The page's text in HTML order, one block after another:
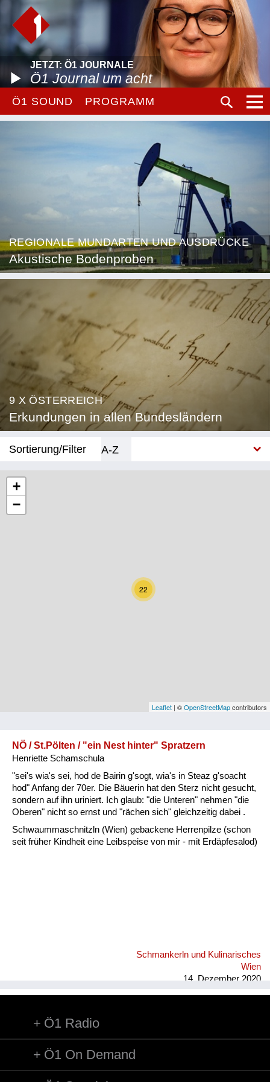
JETZT: Ö1 JOURNALE
Ö1 Journal um acht
Ö1 SOUND PROGRAMM
REGIONALE MUNDARTEN UND AUSDRÜCKE
Akustische Bodenproben
9 X ÖSTERREICH
Erkundungen in allen Bundesländern
Sortierung/Filter
A-Z
Niederösterreich
Oberösterreich
Vorarlberg
Natur und Landwirtschaft
Fluchen und Reden
Mensch, Tier und Alltag
22
+
−
Leaflet | ©OpenStreetMapcontributors
NÖ / St.Pölten / "ein Nest hinter" Spratzern
Henriette Schamschula
"sei's wia's sei, hod de Bairin g'sogt, wia's in Steaz g'soacht
hod" Anfang der 70er. Die Bäuerin hat den Sterz nicht gesucht,
sondern auf ihn uriniert. Ich glaub: "die Unteren" nehmen "die
Oberen" nicht so ernst und "rächen sich" gleichzeitig dabei .
Schwaummaschnitzln (Wien) gebackene Herrenpilze (schon
seit früher Kindheit eine Leibspeise von mir - mit Erdäpfesalod)
Schmankerln und Kulinarisches
Wien
14. Dezember 2020
Ö1 Radio
Ö1 On Demand